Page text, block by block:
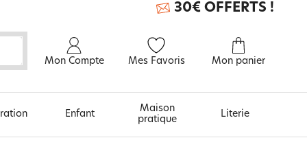
Mon Compte Mes Favoris Mon panier
30€ OFFERTS !
Enfant
Maison
pratique
Literie